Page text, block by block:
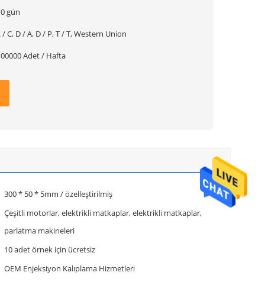
gün
/ C, D / A, D / P, T / T, Western Union
Adet / Hafta
300 * 50 * 5mm / özelleştirilmiş
Çeşitli motorlar, elektrikli matkaplar, elektrikli matkaplar,
parlatma makineleri
10 adet örnek için ücretsiz
OEM Enjeksiyon Kalıplama Hizmetleri